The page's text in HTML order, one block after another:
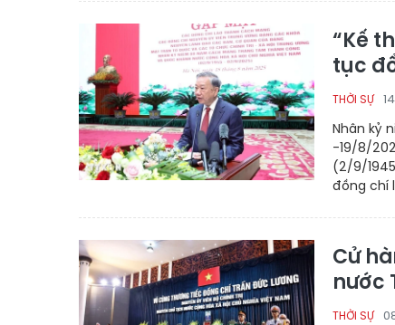
“Kế
tục
THỜI SỰ
Nhân kỷ
-19/8/
(2/9/
đồng chí
Cử
nước
THỜI SỰ